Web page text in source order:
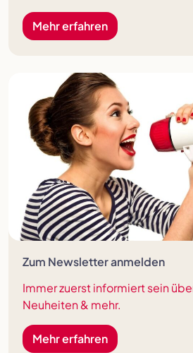
Mehr erfahren
Zum Newsletter anmelden
Immer zuerst informiert sein
Neuheiten & mehr.
Mehr erfahren